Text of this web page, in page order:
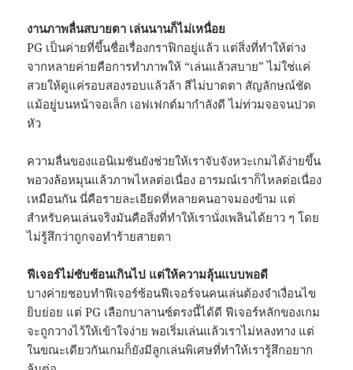
งานภาพลื่นสบายตา เล่นนานก็ไม่เหนื่อย
PG เป็นค่ายที่ขึ้นชื่อเรื่องกราฟิกอยู่แล้ว แต่สิ่งที่ทำให้ต่าง
จากหลายค่ายคือการทำภาพให้ “เล่นแล้วสบาย” ไม่ใช่แค่
สวยให้ดูแค่รอบสองรอบแล้วล้า สีไม่บาดตา สัญลักษณ์ชัด
แม้อยู่บนหน้าจอเล็ก เอฟเฟกต์มากำลังดี ไม่ท่วมจอจนปวด
หัว
ความลื่นของแอนิเมชันยังช่วยให้เราจับจังหวะเกมได้ง่ายขึ้น
พอวงล้อหมุนแล้วภาพไหลต่อเนื่อง อารมณ์เราก็ไหลต่อเนื่อง
เหมือนกัน นี่คือรายละเอียดที่หลายคนอาจมองข้าม แต่
สำหรับคนเล่นจริงมันคือสิ่งที่ทำให้เรานั่งเพลินได้ยาว ๆ โดย
ไม่รู้สึกว่าถูกจอทำร้ายสายตา
ฟีเจอร์ไม่ซับซ้อนเกินไป แต่ให้ความลุ้นแบบพอดี
บางค่ายชอบทำฟีเจอร์ซ้อนฟีเจอร์จนคนเล่นต้องจำเงื่อนไข
ยิบย่อย แต่ PG เลือกบาลานซ์ตรงนี้ได้ดี ฟีเจอร์หลักของเกม
จะถูกวางไว้ให้เข้าใจง่าย พอเริ่มเล่นแล้วเราไม่หลงทาง แต่
ในขณะเดียวกันเกมก็ยังมีลูกเล่นพิเศษที่ทำให้เรารู้สึกอยาก